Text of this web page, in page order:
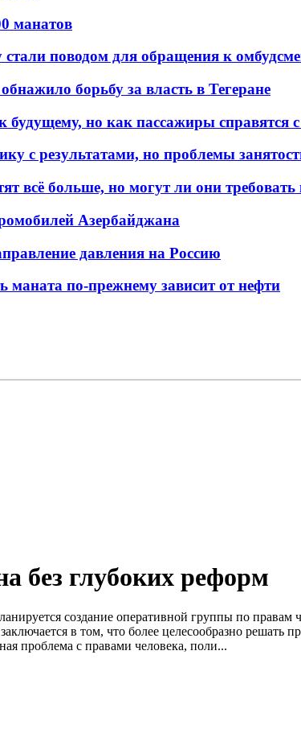
манатов
поводом для обращения к
борьбу за власть в Тегеране
будущему, но как пассажиры справятся
с результатами, но проблемы
всё больше, но могут ли они требовать
Азербайджана
давления на Россию
маната по-прежнему зависит от нефти
без глубоких реформ
создание оперативной группы по правам
в том, что более целесообразно решать
проблема с правами человека, поли...